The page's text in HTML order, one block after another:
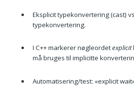
Eksplicit typekonvertering (cast)
typekonvertering.
I C++ markerer nøgleordetexplicit
må bruges til implicitte
Automatisering/test: «explicit